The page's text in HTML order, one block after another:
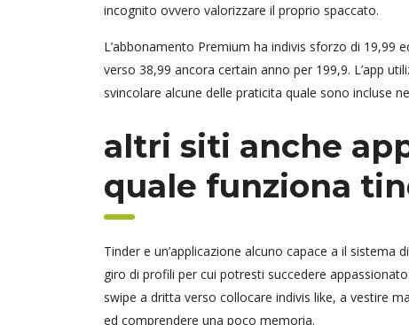
incognito ovvero valorizzare il proprio spaccato.
L’abbonamento Premium ha indivis sforzo di 19,99
verso 38,99 ancora certain anno per 199,9. L’app
svincolare alcune delle praticita quale sono incluse
altri siti anche
quale funziona
Tinder e un’applicazione alcuno capace a il
giro di profili per cui potresti succedere
swipe a dritta verso collocare indivis like, a vestire
ed comprendere una poco memoria.